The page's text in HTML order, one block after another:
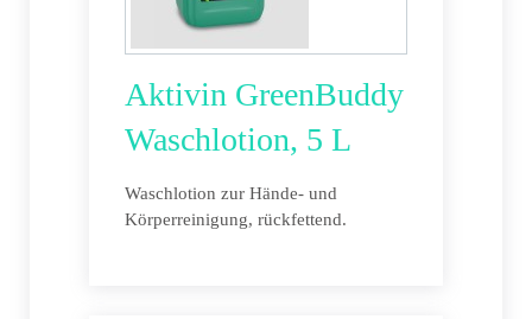
Aktivin GreenBuddy
Waschlotion, 5 L
Waschlotion zur Hände- und
Körperreinigung, rückfettend.